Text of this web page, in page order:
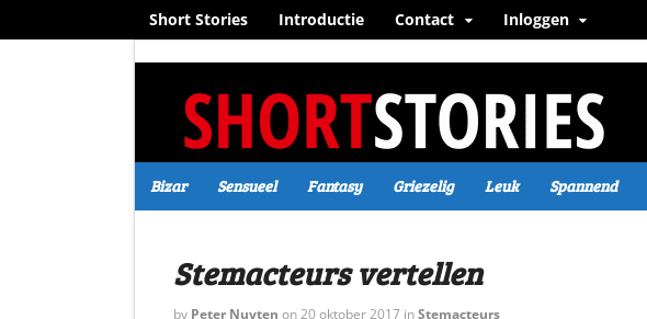
Short Stories Introductie Contact Inloggen
Bizar Sensueel Fantasy Griezelig Leuk Spannend
Stemacteurs vertellen
by Peter Nuyten on20 oktober 2017 inStemacteurs